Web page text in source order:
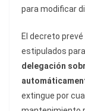
para modificar
El decreto
estipulados
delegación
extingue por